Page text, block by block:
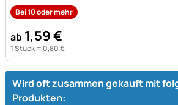
Bei 10 oder mehr
ab 1,59€
1 Stück = 0,80€
Wird oft zusammen gekauft mit
Produkten: